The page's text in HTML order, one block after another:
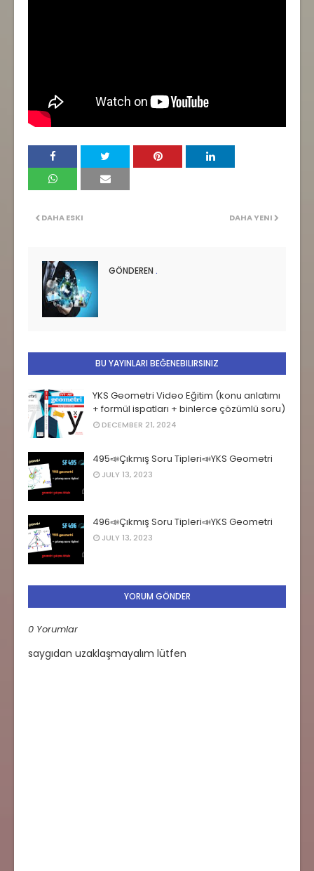
DAHA YENI
DAHA ESKI
GÖNDEREN .
BU YAYINLARI BEĞENEBILIRSINIZ
YKS Geometri Video Eğitim (konu anlatımı
+ formül ispatları + binlerce çözümlü soru)
DECEMBER 21, 2024
495📣Çıkmış Soru Tipleri📣YKS Geometri
JULY 13, 2023
496📣Çıkmış Soru Tipleri📣YKS Geometri
JULY 13, 2023
YORUM GÖNDER
0 Yorumlar
saygıdan uzaklaşmayalım lütfen